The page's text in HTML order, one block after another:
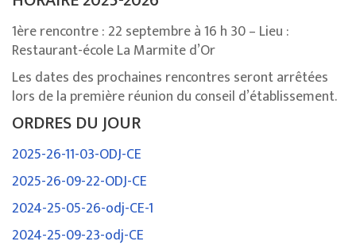
1ère rencontre : 22 septembre à 16 h 30 – Lieu :
Restaurant-école La Marmite d’Or
Les dates des prochaines rencontres seront arrêtées
lors de la première réunion du conseil d’établissement.
ORDRES DU JOUR
2025-26-11-03-ODJ-CE
2025-26-09-22-ODJ-CE
2024-25-05-26-odj-CE-1
2024-25-09-23-odj-CE